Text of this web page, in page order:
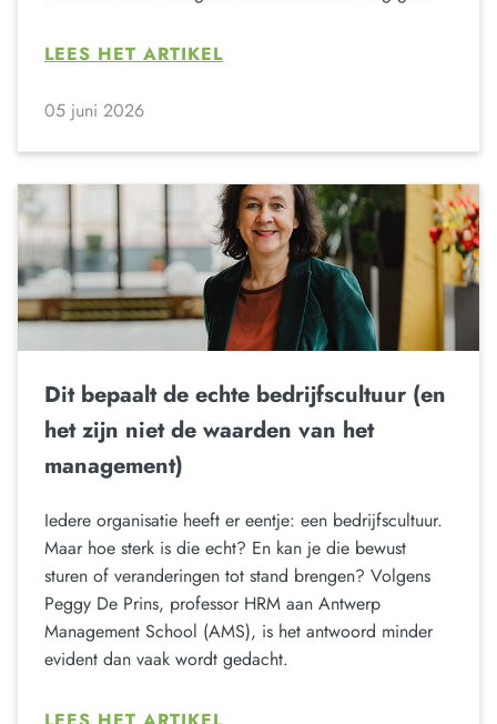
LEES HET ARTIKEL
05 juni 2026
Dit bepaalt de echte bedrijfscultuur (en
het zijn niet de waarden van het
management)
Iedere organisatie heeft er eentje: een bedrijfscultuur.
Maar hoe sterk is die echt? En kan je die bewust
sturen of veranderingen tot stand brengen? Volgens
Peggy De Prins, professor HRM aan Antwerp
Management School (AMS), is het antwoord minder
evident dan vaak wordt gedacht.